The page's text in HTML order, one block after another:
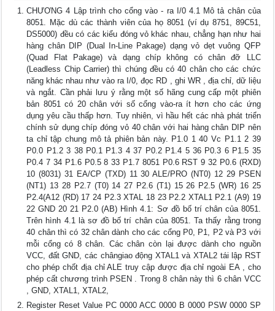
CHƯƠNG 4 Lập trình cho cổng vào - ra I/0 4.1 Mô tả chân của
8051. Mặc dù các thành viên của họ 8051 (ví dụ 8751, 89C51,
DS5000) đều có các kiểu đóng vỏ khác nhau, chẳng hạn như hai
hàng chân DIP (Dual In-Line Pakage) dạng vỏ dẹt vuông QFP
(Quad Flat Pakage) và dạng chíp không có chân đỡ LLC
(Leadless Chip Carrier) thì chúng đều có 40 chân cho các chức
năng khác nhau như vào ra I/0, đọc RD , ghi WR , địa chỉ, dữ liệu
và ngắt. Cần phải lưu ý rằng một số hãng cung cấp một phiên
bản 8051 có 20 chân với số cổng vào-ra ít hơn cho các ứng
dụng yêu cầu thấp hơn. Tuy nhiên, vì hầu hết các nhà phát triển
chính sử dụng chíp đóng vỏ 40 chân với hai hàng chân DIP nên
ta chỉ tập chung mô tả phiên bản này. P1.0 1 40 Vc P1.1 2 39
P0.0 P1.2 3 38 P0.1 P1.3 4 37 P0.2 P1.4 5 36 P0.3 6 P1.5 35
P0.4 7 34 P1.6 P0.5 8 33 P1.7 8051 P0.6 RST 9 32 P0.6 (RXD)
10 (8031) 31 EA/CP (TXD) 11 30 ALE/PRO (NT0) 12 29 PSEN
(NT1) 13 28 P2.7 (T0) 14 27 P2.6 (T1) 15 26 P2.5 (WR) 16 25
P2.4(A12 (RD) 17 24 P2.3 XTAL 18 23 P2.2 XTAL1 P2.1 (A9) 19
22 GND 20 21 P2.0 (AB) Hình 4.1: Sơ đồ bố trí chân của 8051.
Trên hình 4.1 là sơ đồ bố trí chân của 8051. Ta thấy rằng trong
40 chân thì có 32 chân dành cho các cổng P0, P1, P2 và P3 với
mỗi cổng có 8 chân. Các chân còn lại được dành cho nguồn
VCC, đất GND, các chângiao động XTAL1 và XTAL2 tái lập RST
cho phép chốt địa chỉ ALE truy cập được địa chỉ ngoài EA , cho
phép cất chương trình PSEN . Trong 8 chân này thì 6 chân VCC
, GND, XTAL1, XTAL2,
Register Reset Value PC 0000 ACC 0000 B 0000 PSW 0000 SP